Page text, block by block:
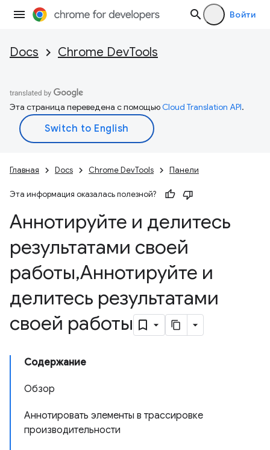
Войти
Docs Chrome DevTools
Эта страница переведена с помощьюCloud Translation API.
Главная Docs Chrome DevTools Панели
Эта информация оказалась полезной?
Аннотируйте и делитесь
результатами своей
работы,Аннотируйте и
делитесь результатами
своей работы
Содержание
Обзор
Аннотировать элементы в трассировке
производительности